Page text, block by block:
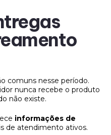
comuns nesse período.
nunca recebe o produto
não existe.
informações de
de atendimento ativos.